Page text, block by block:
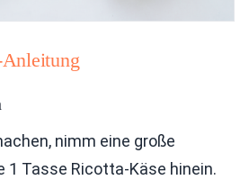
nimm eine große
1 Tasse Ricotta-Käse hinein.